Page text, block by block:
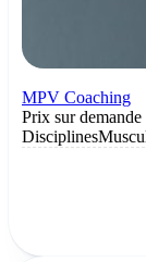
MPV Coaching
Prix sur demande
Disciplines